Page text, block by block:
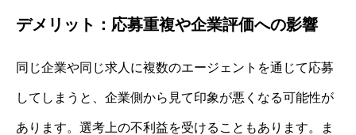
デメリット：応募重複や企業評価への影響
同じ企業や同じ求人に複数のエージェントを通じて応募
してしまうと、企業側から見て印象が悪くなる可能性が
あります。選考上の不利益を受けることもあります。ま